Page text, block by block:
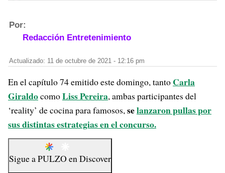
Por:
Redacción Entretenimiento
Actualizado: 11 de octubre de 2021 - 12:16 pm
En el capítulo 74 emitido este domingo, tanto Carla
GiraldocomoLiss Pereira, ambas participantes del
‘reality’ de cocina para famosos,selanzaron pullas por
sus distintas estrategias en el concurso.
Sigue aPULZO enDiscover